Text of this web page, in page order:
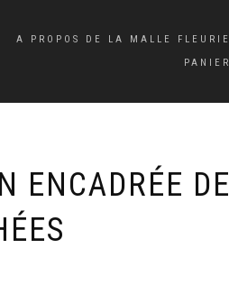
A PROPOS DE LA MALLE FLEURIE
PANIER
ENCADRÉE DE